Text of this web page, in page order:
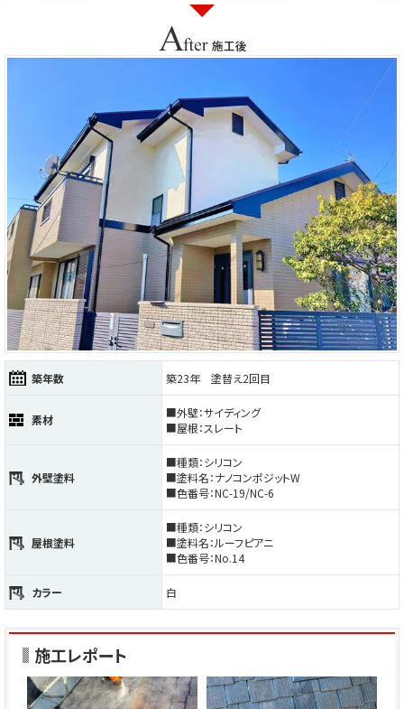
築年数 築23年 塗替え2回目
素材
■外壁：サイディング
■屋根：スレート
外壁塗料
■種類：シリコン
■塗料名：ナノコンポジットW
■色番号：NC-19/NC-6
屋根塗料
■種類：シリコン
■塗料名：ルーフピアニ
■色番号：No.14
カラー 白
施工レポート